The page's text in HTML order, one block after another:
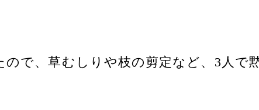
で、草むしりや枝の剪定など、3人で